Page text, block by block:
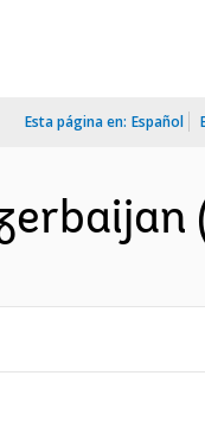
Esta página en: Español